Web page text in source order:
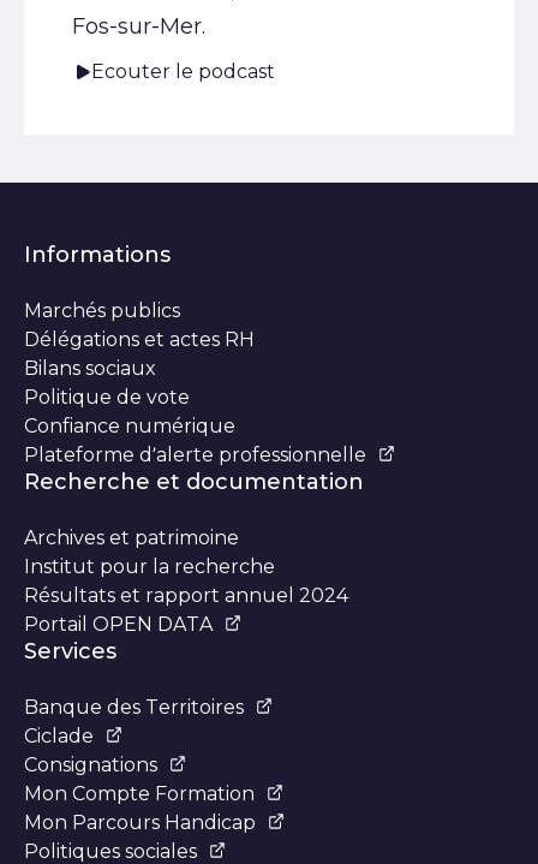
Fos-sur-Mer.
Ecouter le podcast
Informations
Marchés publics
Délégations et actes RH
Bilans sociaux
Politique de vote
Confiance numérique
Plateforme d’alerte professionnelle
Recherche et documentation
Archives et patrimoine
Institut pour la recherche
Résultats et rapport annuel 2024
Portail OPEN DATA
Services
Banque des Territoires
Ciclade
Consignations
Mon Compte Formation
Mon Parcours Handicap
Politiques sociales